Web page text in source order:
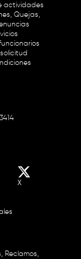
actividades
Quejas,
X
Reclamos,